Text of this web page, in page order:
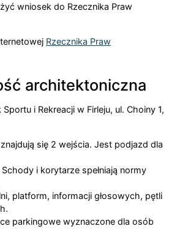
wniosek do Rzecznika Praw
Rzecznika Praw
architektoniczna
i Rekreacji w Firleju, ul. Choiny 1,
się 2 wejścia. Jest podjazd dla
i korytarze spełniają normy
platform, informacji głosowych, pętli
parkingowe wyznaczone dla osób